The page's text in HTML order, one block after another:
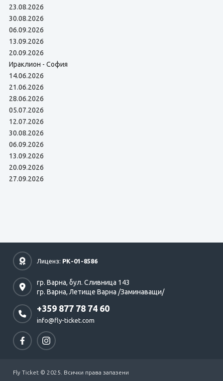
23.08.2026
30.08.2026
06.09.2026
13.09.2026
20.09.2026
Ираклион - София
14.06.2026
21.06.2026
28.06.2026
05.07.2026
12.07.2026
30.08.2026
06.09.2026
13.09.2026
20.09.2026
27.09.2026
Лиценз: РК-01-8586
гр. Варна, бул. Сливница 143
гр. Варна, Летище Варна /Заминаващи/
+359 877 78 74 60
info@fly-ticket.com
Fly Ticket © 2025. Всички права запазени